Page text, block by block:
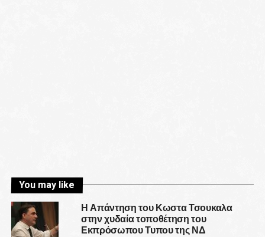
You may like
Η Απάντηση του Κωστα Τσουκαλα
στην χυδαία τοποθέτηση του
Εκπρόσωπου Τυπου της ΝΔ